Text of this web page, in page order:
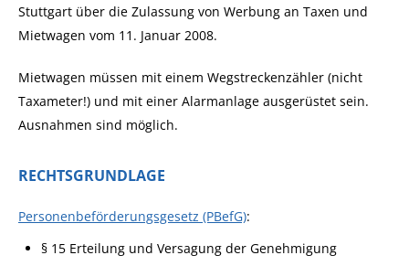
Stuttgart über die Zulassung von Werbung an Taxen und
Mietwagen vom 11. Januar 2008.
Mietwagen müssen mit einem Wegstreckenzähler (nicht
Taxameter!) und mit einer Alarmanlage ausgerüstet sein.
Ausnahmen sind möglich.
RECHTSGRUNDLAGE
Personenbeförderungsgesetz (PBefG):
§ 15 Erteilung und Versagung der Genehmigung